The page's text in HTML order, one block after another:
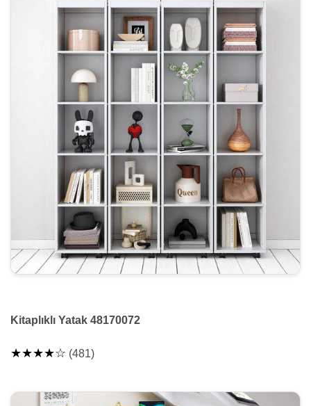
Kitaplıklı Yatak 48170072
★★★★☆ (481)